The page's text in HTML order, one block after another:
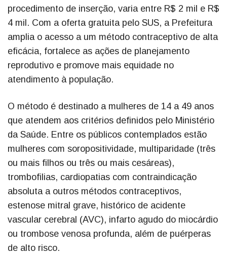
procedimento de inserção, varia entre R$ 2 mil e R$
4 mil. Com a oferta gratuita pelo SUS, a Prefeitura
amplia o acesso a um método contraceptivo de alta
eficácia, fortalece as ações de planejamento
reprodutivo e promove mais equidade no
atendimento à população.
O método é destinado a mulheres de 14 a 49 anos
que atendem aos critérios definidos pelo Ministério
da Saúde. Entre os públicos contemplados estão
mulheres com soropositividade, multiparidade (três
ou mais filhos ou três ou mais cesáreas),
trombofilias, cardiopatias com contraindicação
absoluta a outros métodos contraceptivos,
estenose mitral grave, histórico de acidente
vascular cerebral (AVC), infarto agudo do miocárdio
ou trombose venosa profunda, além de puérperas
de alto risco.